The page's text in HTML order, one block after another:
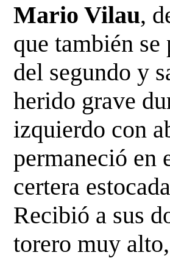
Mario Vilau,
que también se
del segundo y
herido grave
izquierdo con
permaneció en
certera
Recibió a sus
torero muy